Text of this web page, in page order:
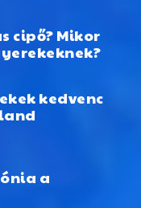
cipő? Mikor
kedvenc
a